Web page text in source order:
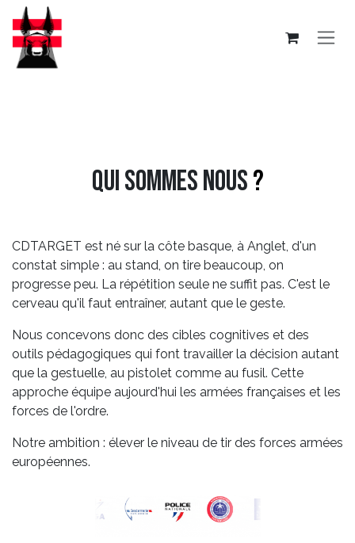
Se rendre au contenu
qui sommes nous?
CDTARGET est né sur la côte basque, à Anglet, d'un
constat simple : au stand, on tire beaucoup, on
progresse peu. La répétition seule ne suffit pas. C'est le
cerveau qu'il faut entraîner, autant que le geste.
Nous concevons donc des cibles cognitives et des
outils pédagogiques qui font travailler la décision autant
que la gestuelle, au pistolet comme au fusil. Cette
approche équipe aujourd'hui les armées françaises et les
forces de l'ordre.
Notre ambition : élever le niveau de tir des forces armées
européennes.